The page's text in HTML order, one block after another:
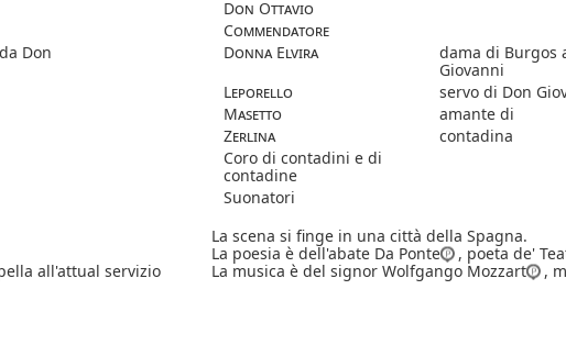
Don
all'attual servizio
Don Ottavio
Commendatore
Donna Elvira
dama di Burgos
Giovanni
Leporello
servo di Don
Masetto
amante di
Zerlina
contadina
Coro di contadini e di
contadine
Suonatori
La scena si finge in una città della Spagna.
La poesia è dell'abate Da Ponte
, poeta de'
La musica è del signor Wolfgango Mozzart
,